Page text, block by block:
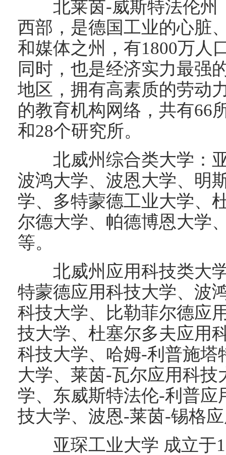
北莱茵-威斯特法伦州
西部，是德国工业的心脏
和媒体之州，有1800万人
同时，也是经济实力最强
地区，拥有高素质的劳动
的教育机构网络，共有66
和28个研究所。
北威州综合类大学：亚
波鸿大学、波恩大学、明
学、多特蒙德工业大学、
尔德大学、帕德博恩大学
等。
北威州应用科技类大学
特蒙德应用科技大学、波
科技大学、比勒菲尔德应
技大学、杜塞尔多夫应用
科技大学、哈姆-利普施
大学、莱茵-瓦尔应用科
学、东威斯特法伦-利普
技大学、波恩-莱茵-锡格
亚琛工业大学 成立于